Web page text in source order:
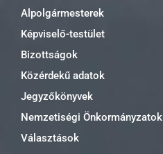
Alpolgármesterek
Képviselő-testület
Bizottságok
Közérdekű adatok
Jegyzőkönyvek
Nemzetiségi Önkormányzatok
Választások